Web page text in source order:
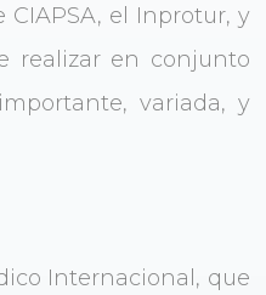
el Inprotur, y
realizar en conjunto
variada, y
Internacional, que